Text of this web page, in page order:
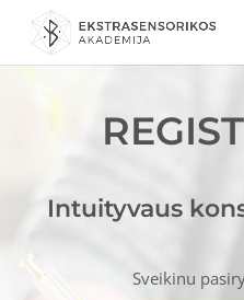
Intuityvaus
Sveikinu